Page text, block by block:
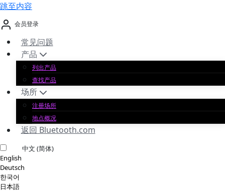
跳至内容
会员登录
常见问题
产品
列出产品
查找产品
场所
注册场所
地点概况
返回 Bluetooth.com
中文 (简体)
English
Deutsch
한국어
日本語